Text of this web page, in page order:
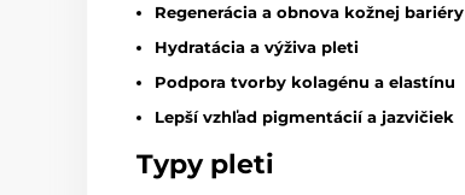
Regenerácia a obnova kožnej bariéry
Hydratácia a výživa pleti
Podpora tvorby kolagénu a elastínu
Lepší vzhľad pigmentácií a jazvičiek
Typy pleti